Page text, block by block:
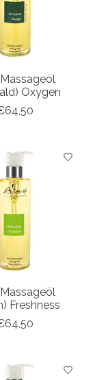
Oxygen
Freshness